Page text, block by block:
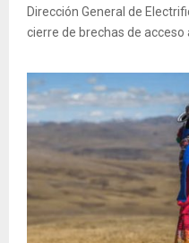
Dirección General de
cierre de brechas de acceso